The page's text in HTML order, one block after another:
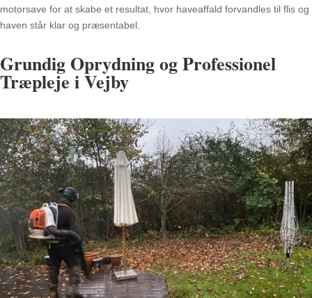
motorsave for at skabe et resultat, hvor haveaffald forvandles til flis og
haven står klar og præsentabel.
Grundig Oprydning og Professionel
Træpleje i Vejby